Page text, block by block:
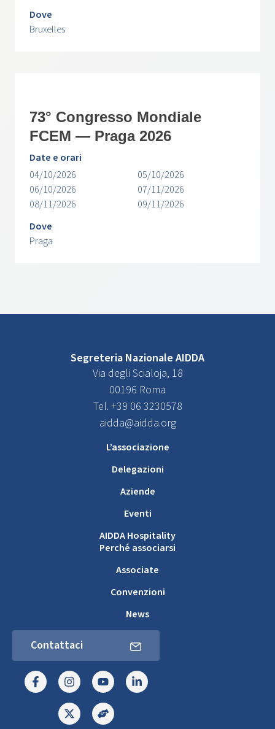
Dove
Bruxelles
73° Congresso Mondiale
FCEM — Praga 2026
Date e orari
04/10/2026
05/10/2026
06/10/2026
07/11/2026
08/11/2026
09/11/2026
Dove
Praga
Segreteria Nazionale AIDDA
Via degli Scialoja, 18
00196 Roma
Tel. +39 06 3230578
aidda@aidda.org
L’associazione
Delegazioni
Aziende
Eventi
AIDDA Hospitality
Perché associarsi
Associate
Convenzioni
News
Contattaci